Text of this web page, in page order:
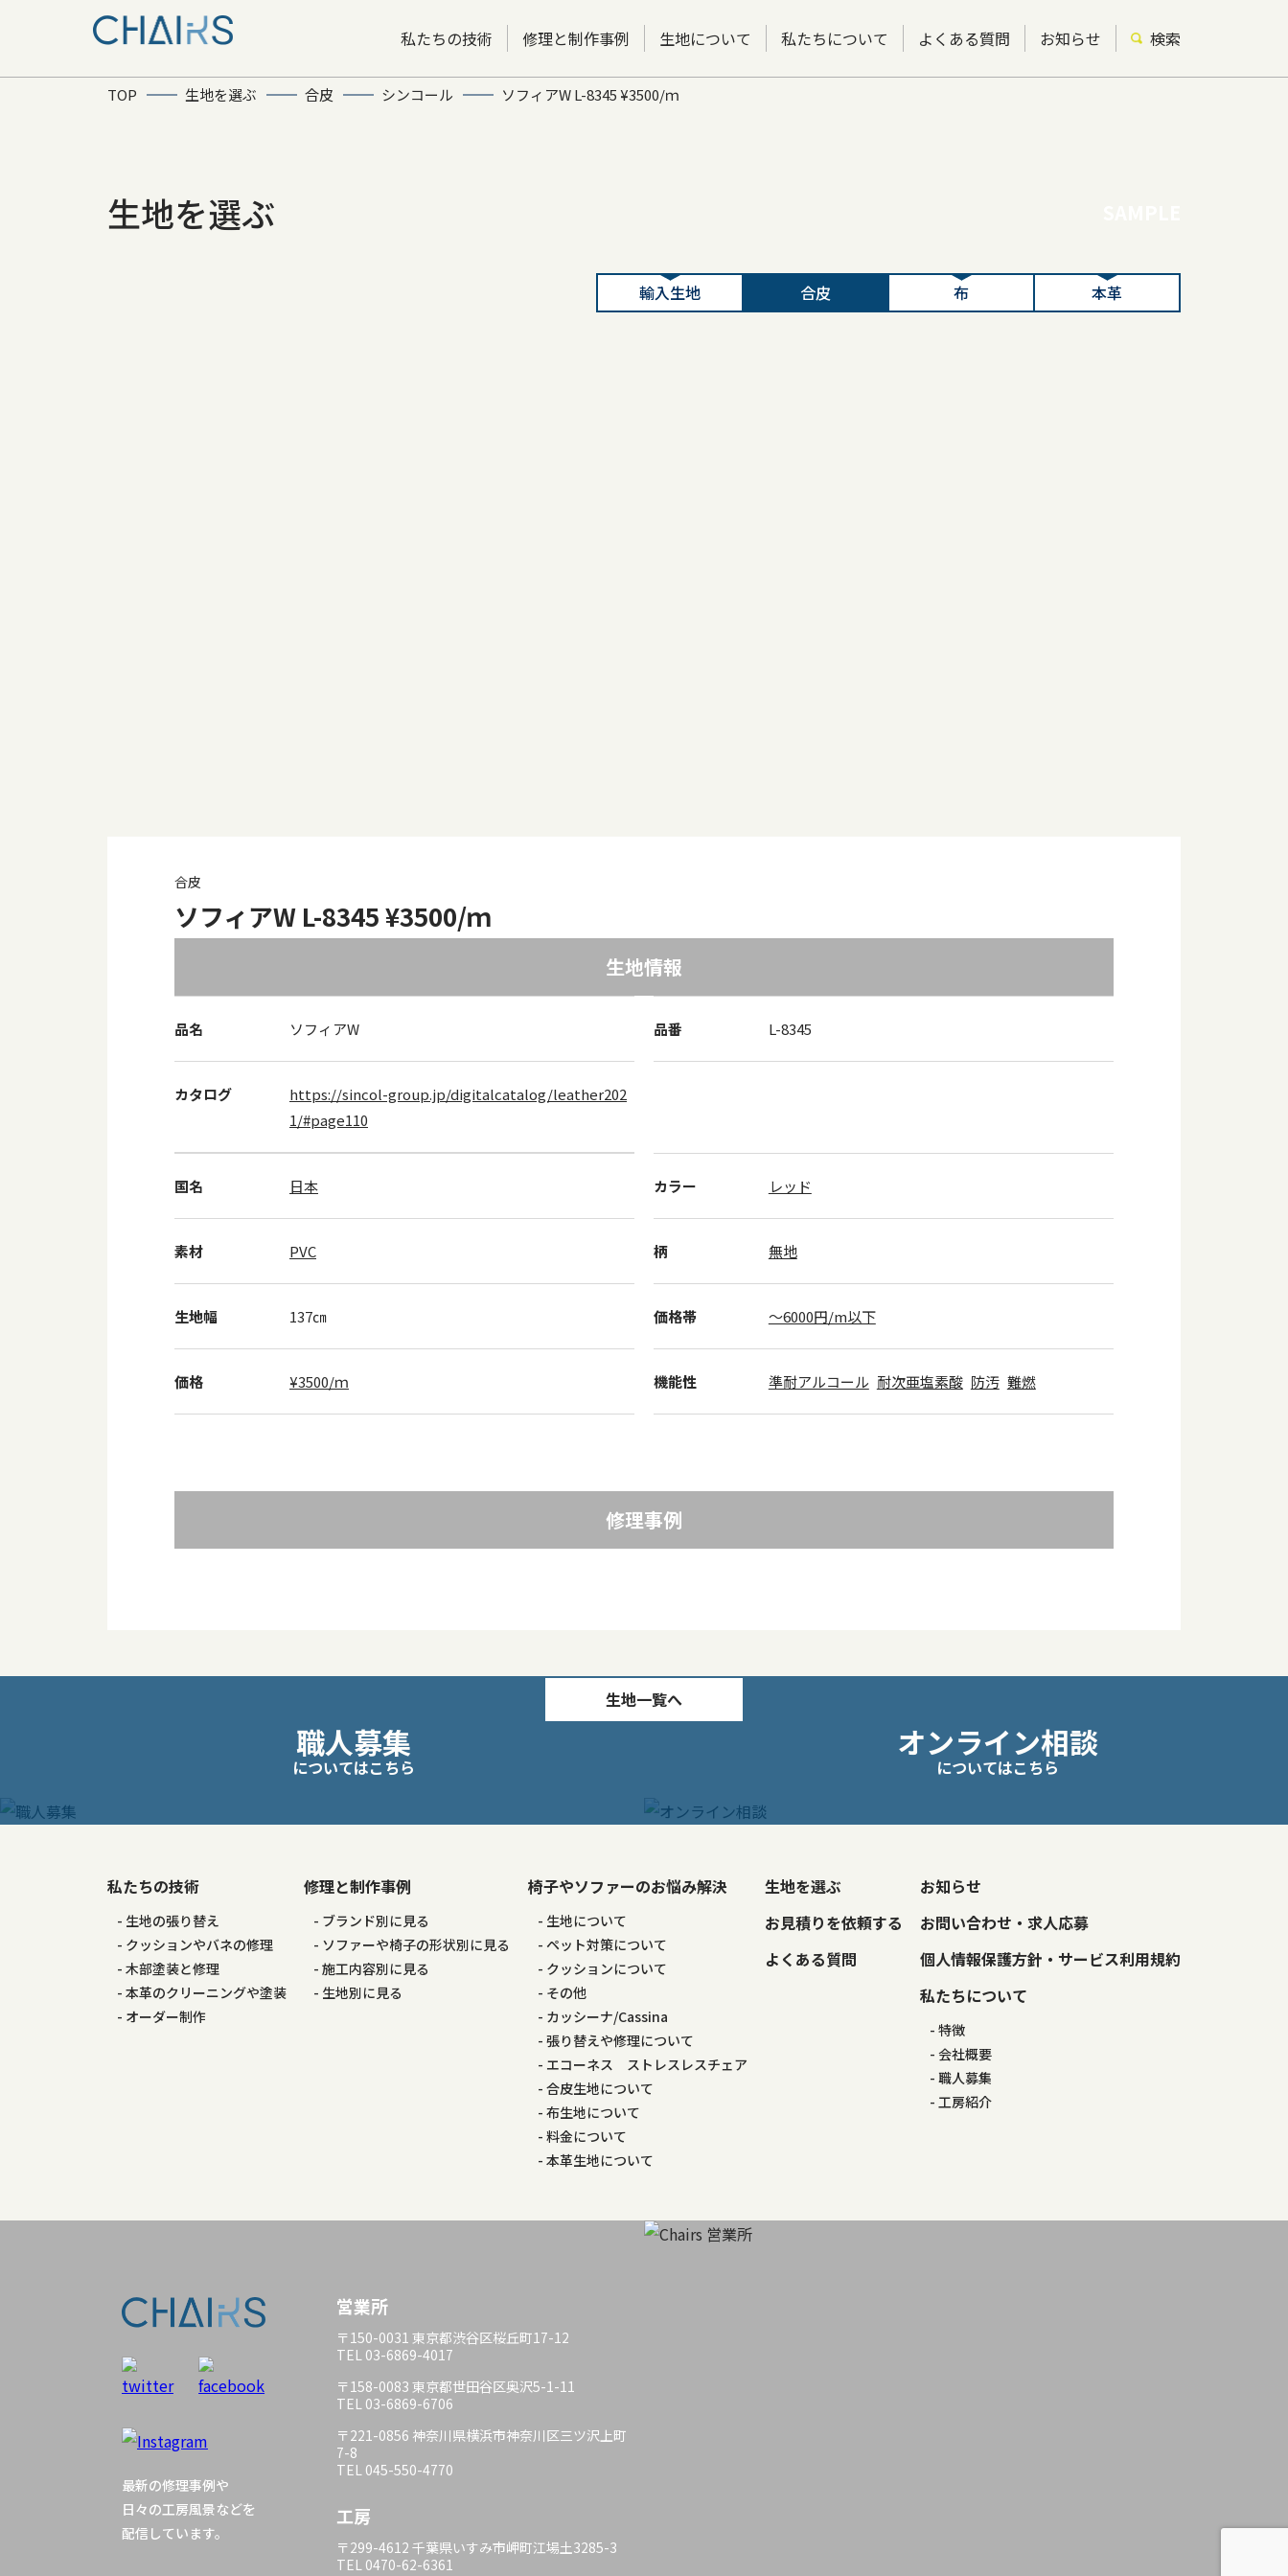
私たちの技術 修理と制作事例 生地について 私たちについて よくある質問 お知らせ 検索
TOP 生地を選ぶ 合皮 シンコール ソフィアW L-8345 ¥3500/ｍ
生地を選ぶ
輸入生地 合皮 布 本革
合皮
ソフィアW L-8345 ¥3500/ｍ
生地情報
品名 ソフィアW 品番 L-8345
カタログ
https://sincol-group.jp/digitalcatalog/leather202
1/#page110
国名 日本 カラー レッド
素材 PVC 柄 無地
生地幅 137㎝ 価格帯 ～6000円/m以下
価格 ¥3500/ｍ 機能性 準耐アルコール 耐次亜塩素酸 防汚 難燃
修理事例
ゲ
ー
シ
生地一覧へ
職人募集
についてはこちら
オンライン相談
についてはこちら
私たちの技術
生地の張り替え
クッションやバネの修理
木部塗装と修理
本革のクリーニングや塗装
オーダー制作
修理と制作事例
ブランド別に見る
ソファーや椅子の形状別に見る
施工内容別に見る
生地別に見る
椅子やソファーのお悩み解決
生地について
ペット対策について
クッションについて
その他
カッシーナ/Cassina
張り替えや修理について
エコーネス ストレスレスチェア
合皮生地について
布生地について
料金について
本革生地について
生地を選ぶ
お見積りを依頼する
よくある質問
お知らせ
お問い合わせ・求人応募
個人情報保護方針・サービス利用規約
私たちについて
特徴
会社概要
職人募集
工房紹介
最新の修理事例や
日々の工房風景などを
配信しています。
営業所
〒150-0031 東京都渋谷区桜丘町17-12
TEL 03-6869-4017
〒158-0083 東京都世田谷区奥沢5-1-11
TEL 03-6869-6706
〒221-0856 神奈川県横浜市神奈川区三ツ沢上町
7-8
TEL 045-550-4770
工房
〒299-4612 千葉県いすみ市岬町江場土3285-3
TEL 0470-62-6361